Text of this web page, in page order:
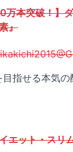
万本突破！】
』
指せる本気
エット・スリ